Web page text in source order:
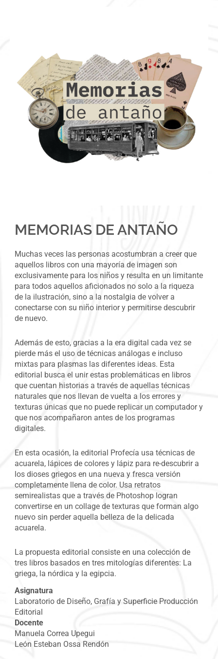
MEMORIAS DE ANTAÑO
Muchas veces las personas acostumbran a creer que
aquellos libros con una mayoría de imagen son
exclusivamente para los niños y resulta en un limitante
para todos aquellos aficionados no solo a la riqueza
de la ilustración, sino a la nostalgia de volver a
conectarse con su niño interior y permitirse descubrir
de nuevo.
Además de esto, gracias a la era digital cada vez se
pierde más el uso de técnicas análogas e incluso
mixtas para plasmas las diferentes ideas. Esta
editorial busca el unir estas problemáticas en libros
que cuentan historias a través de aquellas técnicas
naturales que nos llevan de vuelta a los errores y
texturas únicas que no puede replicar un computador y
que nos acompañaron antes de los programas
digitales.
En esta ocasión, la editorial Profecía usa técnicas de
acuarela, lápices de colores y lápiz para re-descubrir a
los dioses griegos en una nueva y fresca versión
completamente llena de color. Usa retratos
semirealistas que a través de Photoshop logran
convertirse en un collage de texturas que forman algo
nuevo sin perder aquella belleza de la delicada
acuarela.
La propuesta editorial consiste en una colección de
tres libros basados en tres mitologías diferentes: La
griega, la nórdica y la egipcia.
Asignatura
Laboratorio de Diseño, Grafía y Superficie Producción
Editorial
Docente
Manuela Correa Upegui
León Esteban Ossa Rendón